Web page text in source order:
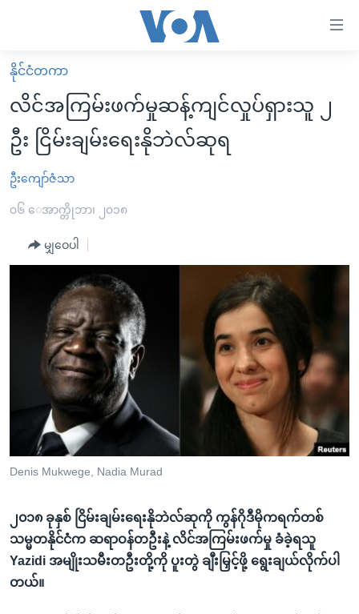
လွယ်ကူ
စေ
သည့်
Link
များ
ပင်မ
စာမျက်နှာ
ကြည့်
ရှာဖွေ
ရန်
နေရာ
သို့
မူလစာမျက်နှာ
မြန်မာ
ကမ္ဘာ့သတင်းများ
နိုင်ငံတကာ
အစ္စရေး-ပါလက်စတိုင်း
ဗွီဒီယို
သတင်းလွတ်လပ်ခွင့်
အင်္ဂလိပ်စာလေ့လာမယ်
အမေရိကန်သုံးအီဒီယံ
မကြေးမုံရဲ့ အင်္ဂလိပ်စာ
ရုပ်ရှင်ထဲက အင်္ဂလိပ်စာ
သုတပဒေသာ အင်္ဂလိပ်စာ
အပတ်စဉ်ကဏ္ဍများ
ရေဒီယို
တီဗွီ
ရေဒီယိုနှင့်ရုပ်သံ အချက်အလက်များ
ရေဒီယို/တီဗွီအစီအစဉ်
Learning English
ဗွီအိုအေ လူမှုကွန်ယက်များ
ဘာသာစကားများ
နိုင်ငံတကာ
လိင်အကြမ်းဖက်မှုဆန့်ကျင်လှုပ်ရှားသူ ၂
ဦး ငြိမ်းချမ်းရေးနိုဘဲလ်ဆုရ
ဦးကျော်ဇံသာ
၀၆ ေအာက္တိုဘာ၊ ၂၀၁၈
မျှဝေပါ
Denis Mukwege, Nadia Murad
၂၀၁၈ ခုနှစ် ငြိမ်းချမ်းရေးနိုဘဲလ်ဆုကို ကွန်ဂိုဒီမိုကရက်တစ်
သမ္မတနိုင်ငံက ဆရာဝန်တဦးနဲ့ လိင်အကြမ်းဖက်မှု ခံခဲ့ရသူ
Yazidi အမျိုးသမီးတဦးတို့ကို ပူးတွဲ ချီးမြှင့်ဖို့ ရွေးချယ်လိုက်ပါ
တယ်။